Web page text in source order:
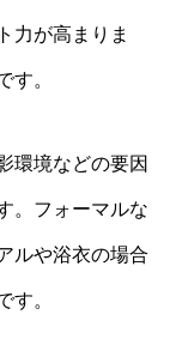
力が高まりま
す。
環境などの要因
。フォーマルな
ルや浴衣の場合
す。